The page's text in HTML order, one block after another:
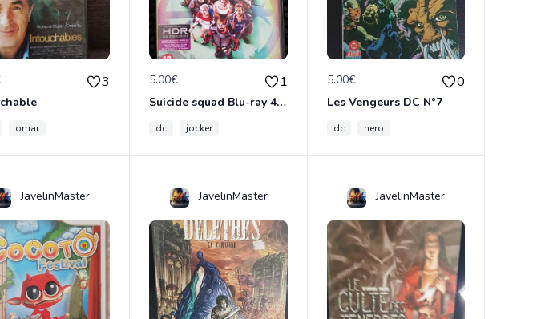
3
omar
5.00€ 1
Suicide squad Blu-ray 4K ultra HD
dc jocker
5.00€ 0
Les Vengeurs DC N°7
dc hero
JavelinMaster JavelinMaster JavelinMaster